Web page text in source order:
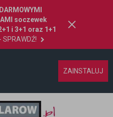
soczewek
i 3+1 oraz 1+1
- SPRAWDŹ!
ZAINSTALUJ